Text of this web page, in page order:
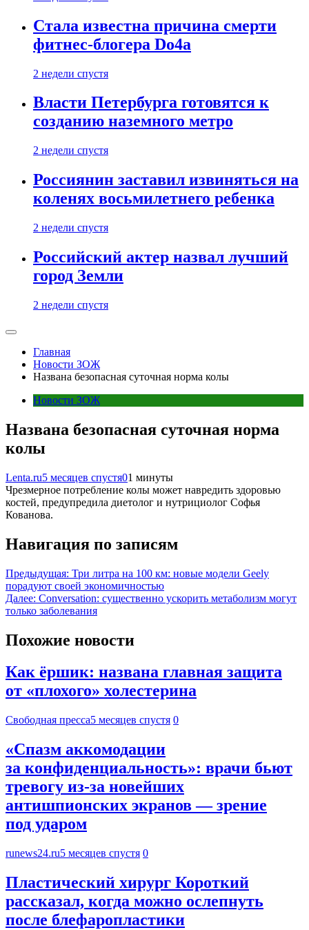
Стала известна причина смерти
фитнес-блогера Do4а
2 недели спустя
Власти Петербурга готовятся к
созданию наземного метро
2 недели спустя
Россиянин заставил извиняться на
коленях восьмилетнего ребенка
2 недели спустя
Российский актер назвал лучший
город Земли
2 недели спустя
Главная
Новости ЗОЖ
Названа безопасная суточная норма колы
Новости ЗОЖ
Названа безопасная суточная норма
колы
Lenta.ru5 месяцев спустя01 минуты
Чрезмерное потребление колы может навредить здоровью
костей, предупредила диетолог и нутрициолог Софья
Кованова.
Навигация по записям
Предыдущая: Три литра на 100 км: новые модели Geely
порадуют своей экономичностью
Далее: Conversation: существенно ускорить метаболизм могут
только заболевания
Похожие новости
Как ёршик: названа главная защита
от «плохого» холестерина
Свободная пресса5 месяцев спустя 0
«Спазм аккомодации
за конфиденциальность»: врачи бьют
тревогу из-за новейших
антишпионских экранов — зрение
под ударом
runews24.ru5 месяцев спустя 0
Пластический хирург Короткий
рассказал, когда можно ослепнуть
после блефаропластики